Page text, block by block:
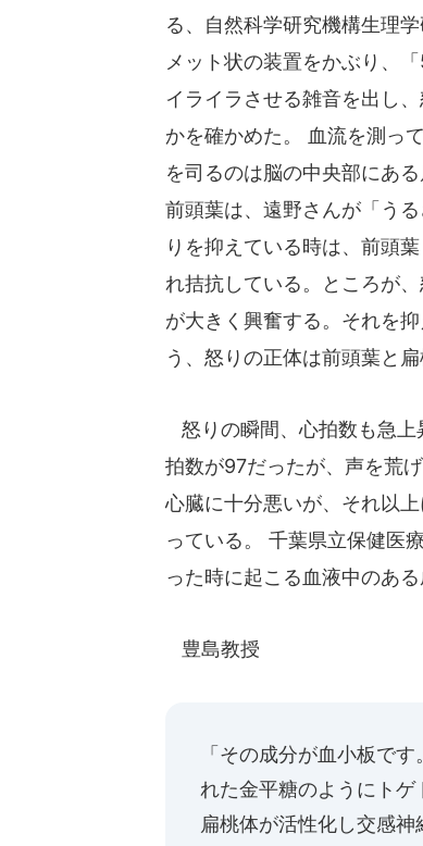
る、自然科学研究機構生理
メット状の装置をかぶり、
イライラさせる雑音を出し
かを確かめた。 血流を測っ
を司るのは脳の中央部にあ
前頭葉は、遠野さんが「う
りを抑えている時は、前頭
れ拮抗している。ところが
が大きく興奮する。それを
う、怒りの正体は前頭葉と扁
怒りの瞬間、心拍数も急上
拍数が97だったが、声を荒
心臓に十分悪いが、それ以
っている。 千葉県立保健医
った時に起こる血液中のあ
豊島教授
「その成分が血小板で
れた金平糖のようにトゲ
扁桃体が活性化し交感